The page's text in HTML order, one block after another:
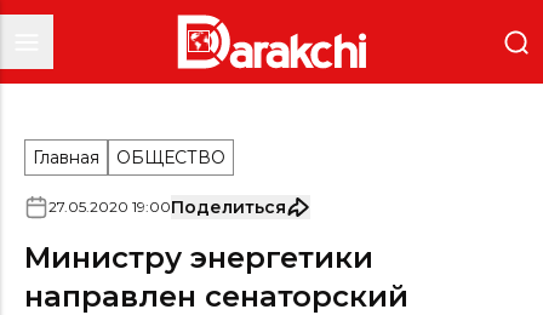
Главная ОБЩЕСТВО
27.05.2020 19:00Поделиться
Министру энергетики
направлен сенаторский